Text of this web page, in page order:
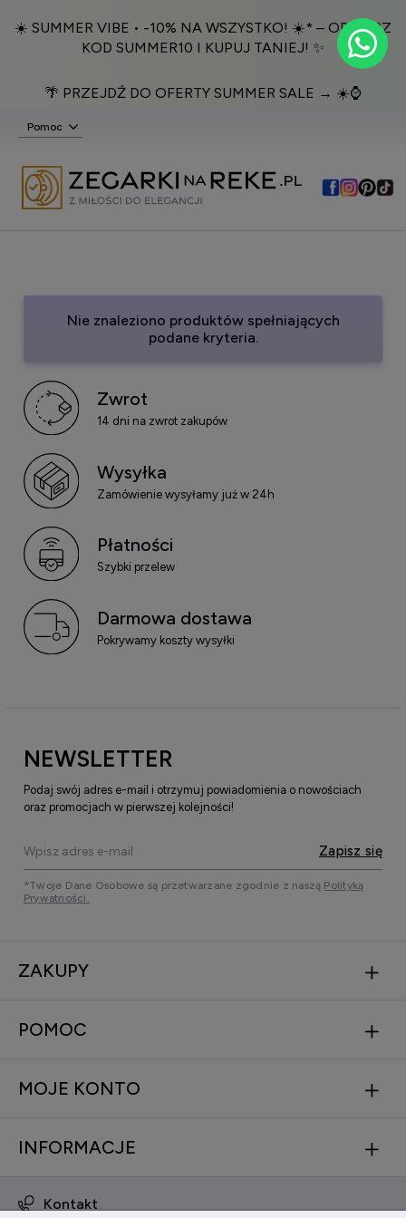
☀️ SUMMER VIBE • -10% NA WSZYSTKO! ☀️* – ODBIERZ
KOD SUMMER10 I KUPUJ TANIEJ! ✨
🌴 PRZEJDŹ DO OFERTY SUMMER SALE → ☀️⌚️
Pomoc
Nie znaleziono produktów spełniających
podane kryteria.
Zwrot
14 dni na zwrot zakupów
Wysyłka
Zamówienie wysyłamy już w 24h
Płatności
Szybki przelew
Darmowa dostawa
Pokrywamy koszty wysyłki
NEWSLETTER
Podaj swój adres e-mail i otrzymuj powiadomienia o nowościach
oraz promocjach w pierwszej kolejności!
Zapisz się
*Twoje Dane Osobowe są przetwarzane zgodnie z naszą Polityką
Prywatności.
ZAKUPY
POMOC
MOJE KONTO
INFORMACJE
Kontakt